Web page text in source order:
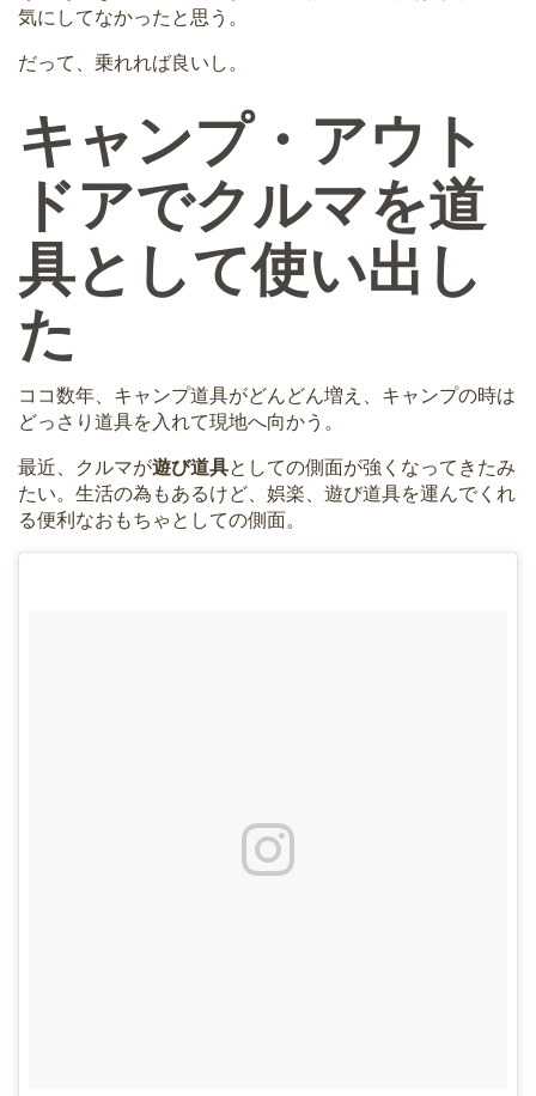
気にしてなかったと思う。
だって、乗れれば良いし。
キャンプ・アウト
ドアでクルマを道
具として使い出し
た
ココ数年、キャンプ道具がどんどん増え、キャンプの時は
どっさり道具を入れて現地へ向かう。
最近、クルマが遊び道具としての側面が強くなってきたみ
たい。生活の為もあるけど、娯楽、遊び道具を運んでくれ
る便利なおもちゃとしての側面。